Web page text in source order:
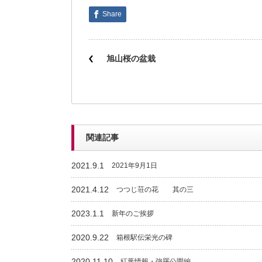
Share
旭山桜の盆栽
関連記事
2021.9.1 2021年9月1日
2021.4.12 つつじ荘の花 其の三
2023.1.1 新年のご挨拶
2020.9.22 箱根駅伝栄光の碑